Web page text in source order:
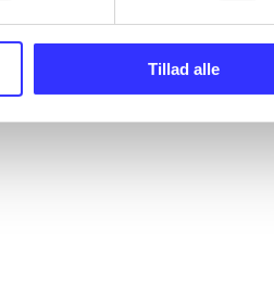
Tillad alle